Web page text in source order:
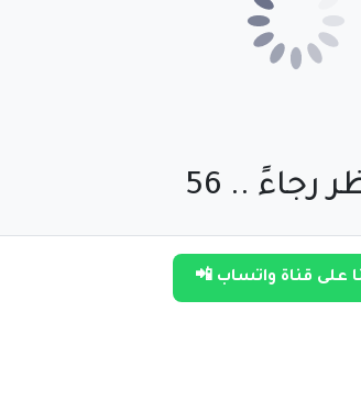
رجاءً .. 55
على قناة واتساب 📲